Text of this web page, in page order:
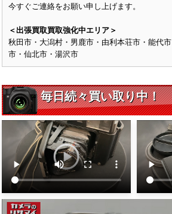
今すぐご連絡をお願い申し上げます。
＜出張買取買取強化中エリア＞
秋田市・大潟村・男鹿市・由利本荘市・能代
市・仙北市・湯沢市